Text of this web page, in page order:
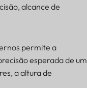
alcance de
permite a
esperada de um
a altura de